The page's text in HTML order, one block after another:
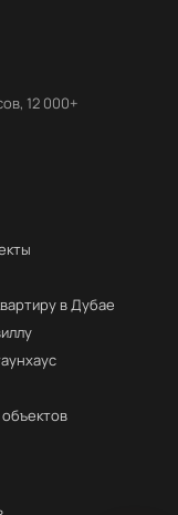
12 000+
в Дубае